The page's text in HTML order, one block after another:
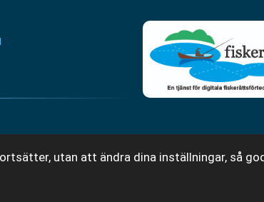
utan att ändra dina inställningar, så